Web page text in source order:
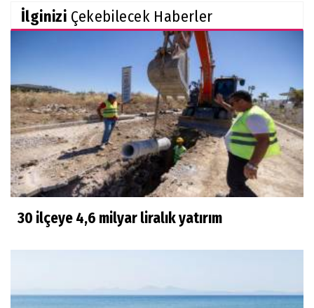
İlginizi Çekebilecek Haberler
30 ilçeye 4,6 milyar liralık yatırım